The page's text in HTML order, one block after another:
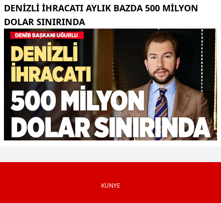
DENIZLI IHRACATI AYLIK BAZDA 500 MILYON
DOLAR SINIRINDA
KÜNYE